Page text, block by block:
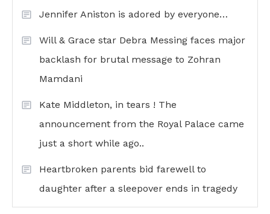
Jennifer Aniston is adored by everyone…
Will & Grace star Debra Messing faces major
backlash for brutal message to Zohran
Mamdani
Kate Middleton, in tears ! The
announcement from the Royal Palace came
just a short while ago..
Heartbroken parents bid farewell to
daughter after a sleepover ends in tragedy